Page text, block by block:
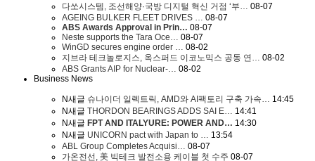
다쏘시스템, 조선해양·국방 디지털 혁신 거점 ‘부… 08-07
AGEING BULKER FLEET DRIVES … 08-07
ABS Awards Approval in Prin… 08-07
Neste supports the Tara Oce… 08-07
WinGD secures engine order … 08-02
지브라 테크놀로지스, 옥스퍼드 이코노믹스 공동 연… 08-02
ABS Grants AIP for Nuclear-… 08-02
Business News
N새글 슈나이더 일렉트릭, AMD와 AI팩토리 구축 가속… 14:45
N새글 THORDON BEARINGS ADDS SAI E… 14:41
N새글 FPT AND ITALYURE: POWER AND… 14:30
N새글 UNICORN pact with Japan to … 13:54
ABL Group Completes Acquisi… 08-07
가온전선, 美 빅테크 발전소용 케이블 첫 수주 08-07